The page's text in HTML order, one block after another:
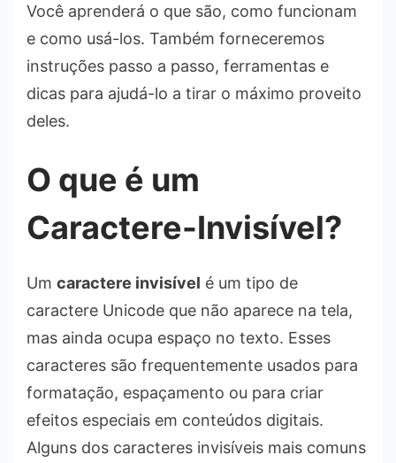
Você aprenderá o que são, como funcionam
e como usá-los. Também forneceremos
instruções passo a passo, ferramentas e
dicas para ajudá-lo a tirar o máximo proveito
deles.
O que é um
Caractere-Invisível?
Um caractere invisível é um tipo de
caractere Unicode que não aparece na tela,
mas ainda ocupa espaço no texto. Esses
caracteres são frequentemente usados para
formatação, espaçamento ou para criar
efeitos especiais em conteúdos digitais.
Alguns dos caracteres invisíveis mais comuns